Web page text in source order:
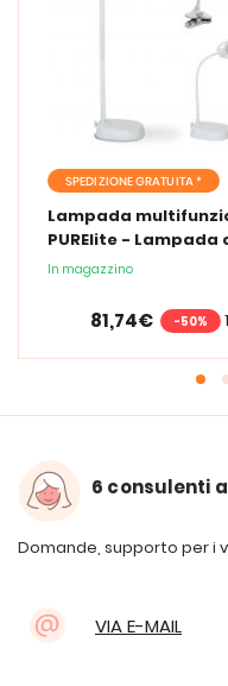
SPEDIZIONE GRATUITA *
Lampada
PURElite - Lampada
lente
In magazzino
81,74€ -50%
6 consulenti
Domande, supporto per i
VIA E-MAIL